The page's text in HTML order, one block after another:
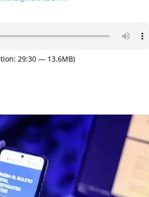
29:30 — 13.6MB)